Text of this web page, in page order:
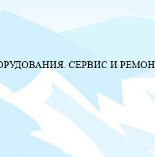
СЕРВИС И